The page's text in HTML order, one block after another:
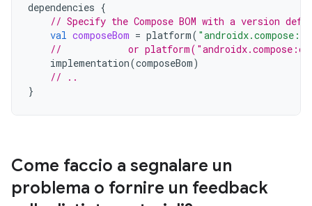
dependencies {
// Specify the Compose BOM with a version
val composeBom = platform(
//            or
implementation(composeBom)
// ..
}
Come faccio a segnalare un
problema o fornire un feedback